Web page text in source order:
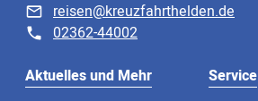
reisen@kreuzfahrthelden.de
02362-44002
Aktuelles und Mehr
Service